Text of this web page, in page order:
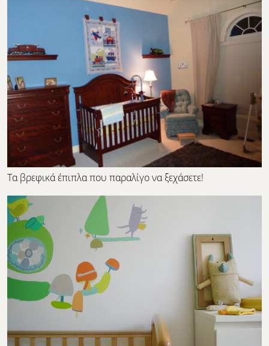
Τα βρεφικά έπιπλα που παραλίγο να ξεχάσετε!